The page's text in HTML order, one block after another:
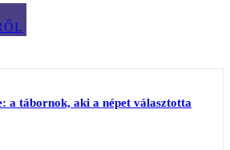
a tábornok, aki a népet választotta